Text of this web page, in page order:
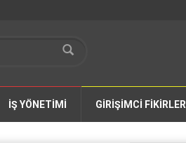
İŞ YÖNETİMİ GİRİŞİMCİ FİKİRLER